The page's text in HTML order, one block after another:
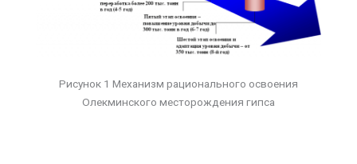
Рисунок 1 Механизм рационального освоения
Олекминского месторождения гипса